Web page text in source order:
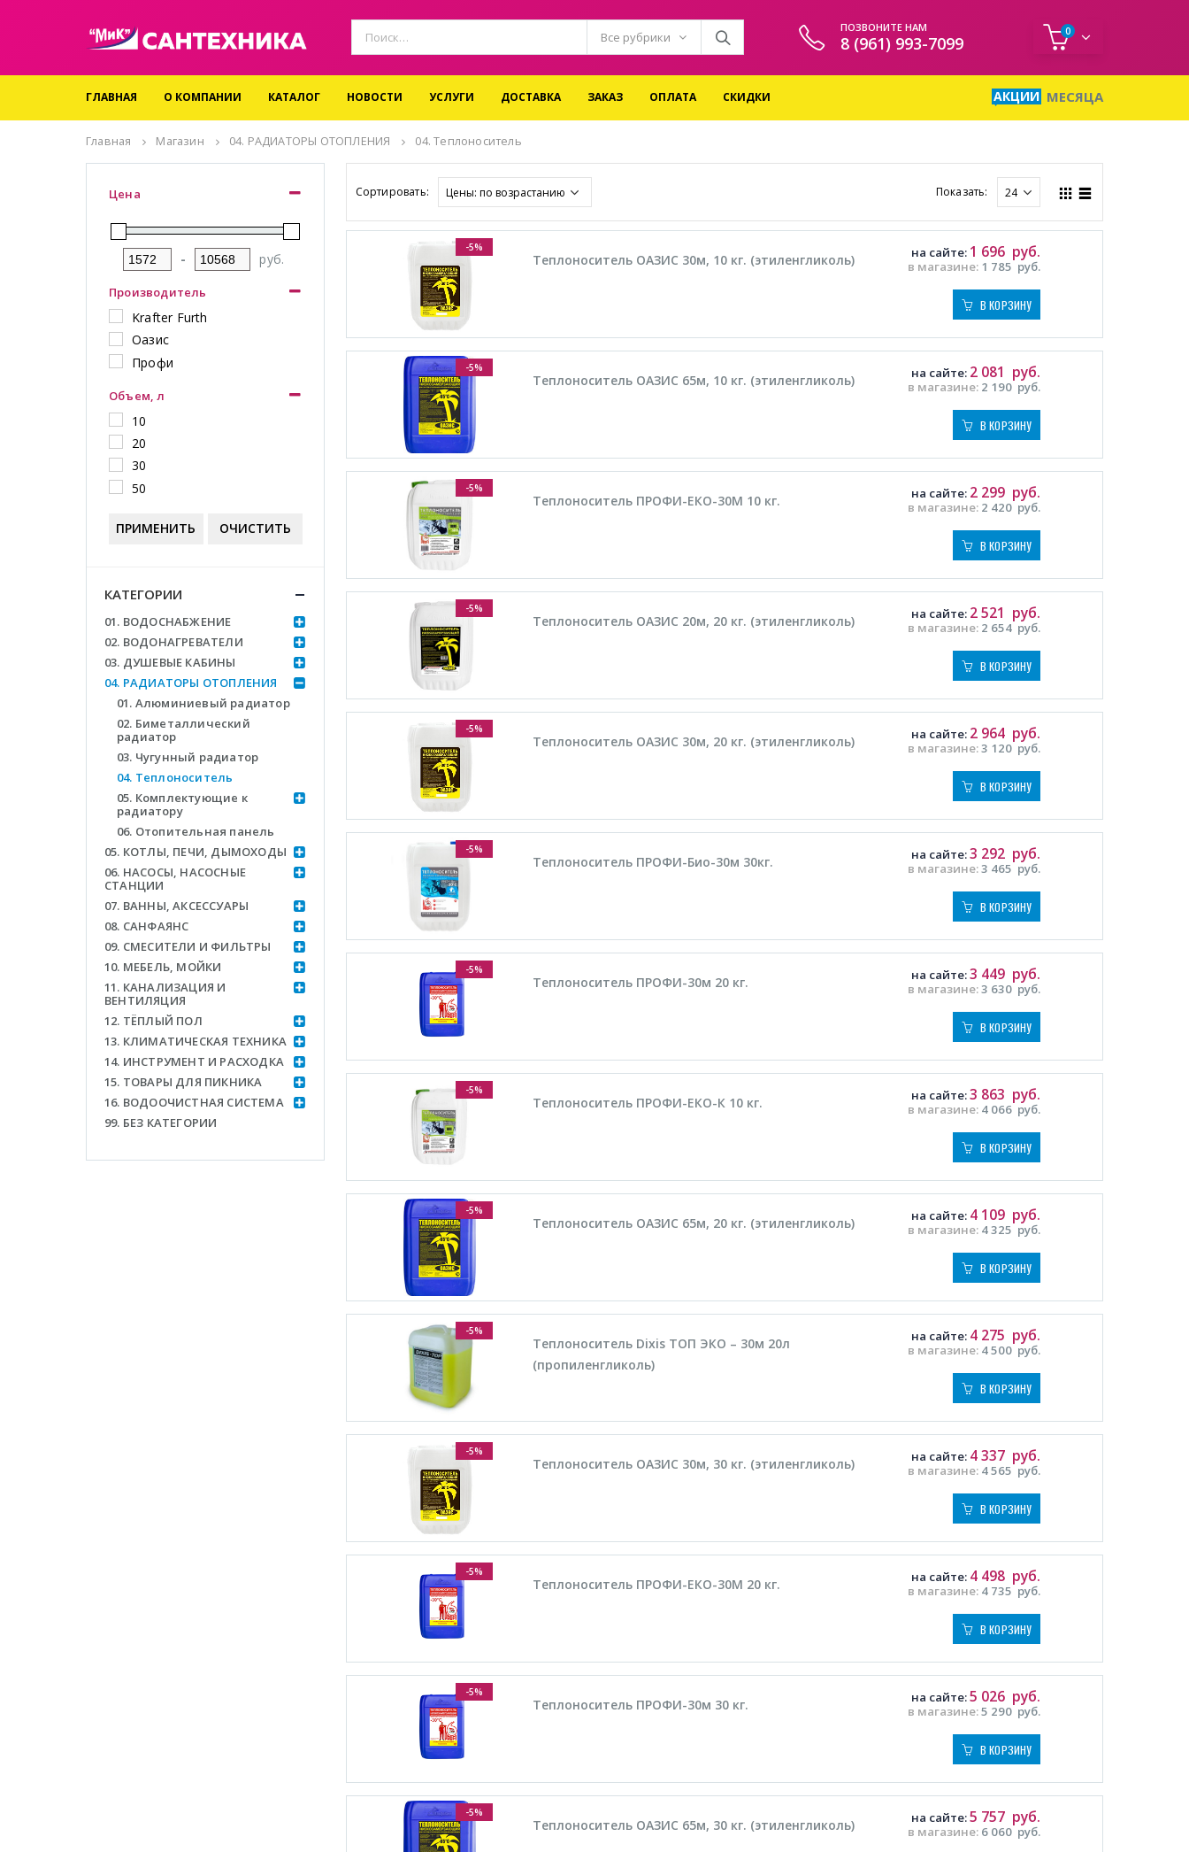
Все рубрики
ПОЗВОНИТЕ НАМ
8 (961) 993-7099
0
ГЛАВНАЯ О КОМПАНИИ КАТАЛОГ НОВОСТИ УСЛУГИ ДОСТАВКА ЗАКАЗ ОПЛАТА СКИДКИ МЕСЯЦА
АКЦИИ
Главная Магазин 04. РАДИАТОРЫ ОТОПЛЕНИЯ 04. Теплоноситель
Сортировать: Показать:
-5%
Теплоноситель ОАЗИС 30м, 10 кг. (этиленгликоль) в магазине: 1 785 руб.
на сайте: 1 696 руб.
В КОРЗИНУ
-5%
Теплоноситель ОАЗИС 65м, 10 кг. (этиленгликоль) в магазине: 2 190 руб.
на сайте: 2 081 руб.
В КОРЗИНУ
-5%
Теплоноситель ПРОФИ-ЕКО-30М 10 кг. в магазине: 2 420 руб.
на сайте: 2 299 руб.
В КОРЗИНУ
-5%
Теплоноситель ОАЗИС 20м, 20 кг. (этиленгликоль) в магазине: 2 654 руб.
на сайте: 2 521 руб.
В КОРЗИНУ
-5%
Теплоноситель ОАЗИС 30м, 20 кг. (этиленгликоль) в магазине:3 120 руб.
на сайте: 2 964 руб.
В КОРЗИНУ
-5%
Теплоноситель ПРОФИ-Био-30м 30кг. в магазине:3 465 руб.
на сайте:3 292 руб.
В КОРЗИНУ
-5%
Теплоноситель ПРОФИ-30м 20 кг. в магазине:3 630 руб.
на сайте:3 449 руб.
В КОРЗИНУ
-5%
Теплоноситель ПРОФИ-ЕКО-К 10 кг. в магазине: 4 066 руб.
на сайте:3 863 руб.
В КОРЗИНУ
-5%
Теплоноситель ОАЗИС 65м, 20 кг. (этиленгликоль) в магазине: 4 325 руб.
на сайте: 4 109 руб.
В КОРЗИНУ
-5%
Теплоноситель Dixis ТОП ЭКО – 30м 20л
(пропиленгликоль)
в магазине: 4 500 руб.
на сайте: 4 275 руб.
В КОРЗИНУ
-5%
Теплоноситель ОАЗИС 30м, 30 кг. (этиленгликоль) в магазине: 4 565 руб.
на сайте: 4 337 руб.
В КОРЗИНУ
-5%
Теплоноситель ПРОФИ-ЕКО-30М 20 кг. в магазине: 4 735 руб.
на сайте: 4 498 руб.
В КОРЗИНУ
-5%
Теплоноситель ПРОФИ-30м 30 кг. в магазине:5 290 руб.
на сайте:5 026 руб.
В КОРЗИНУ
-5%
Теплоноситель ОАЗИС 65м, 30 кг. (этиленгликоль) в магазине: 6 060 руб.
на сайте:5 757 руб.
Цена
- руб.
Производитель
Krafter Furth
Оазис
Профи
Объем, л
10
20
30
50
ПРИМЕНИТЬ ОЧИСТИТЬ
КАТЕГОРИИ
01. ВОДОСНАБЖЕНИЕ
02. ВОДОНАГРЕВАТЕЛИ
03. ДУШЕВЫЕ КАБИНЫ
04. РАДИАТОРЫ ОТОПЛЕНИЯ
01. Алюминиевый радиатор
02. Биметаллический
радиатор
03. Чугунный радиатор
04. Теплоноситель
05. Комплектующие к
радиатору
06. Отопительная панель
05. КОТЛЫ, ПЕЧИ, ДЫМОХОДЫ
06. НАСОСЫ, НАСОСНЫЕ
СТАНЦИИ
07. ВАННЫ, АКСЕССУАРЫ
08. САНФАЯНС
09. СМЕСИТЕЛИ И ФИЛЬТРЫ
10. МЕБЕЛЬ, МОЙКИ
11. КАНАЛИЗАЦИЯ И
ВЕНТИЛЯЦИЯ
12. ТЁПЛЫЙ ПОЛ
13. КЛИМАТИЧЕСКАЯ ТЕХНИКА
14. ИНСТРУМЕНТ И РАСХОДКА
15. ТОВАРЫ ДЛЯ ПИКНИКА
16. ВОДООЧИСТНАЯ СИСТЕМА
99. БЕЗ КАТЕГОРИИ